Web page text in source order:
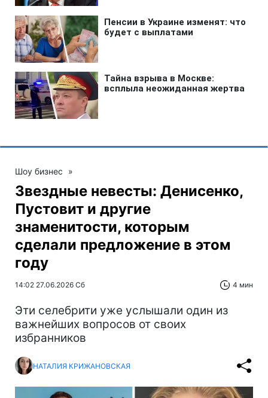
Шоу бизнес »
Звездные невесты: Денисенко,
Пустовит и другие
знаменитости, которым
сделали предложение в этом
году
14:02 27.06.2026 Сб 4 мин
Эти селебрити уже услышали один из
важнейших вопросов от своих
избранников
НАТАЛИЯ КРИЖАНОВСКАЯ